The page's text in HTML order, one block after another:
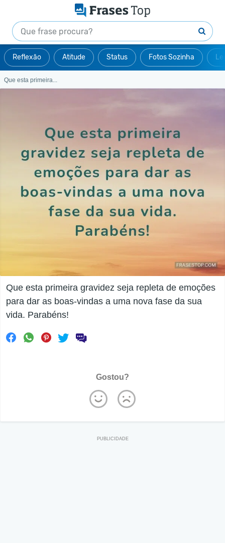
Reflexão Atitude Status Fotos Sozinha
Que esta primeira...
Que esta primeira gravidez seja repleta de emoções
para dar as boas-vindas a uma nova fase da sua
vida. Parabéns!
Gostou?